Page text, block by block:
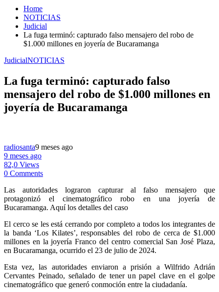
Home
NOTICIAS
Judicial
La fuga terminó: capturado falso mensajero del robo de
$1.000 millones en joyería de Bucaramanga
JudicialNOTICIAS
La fuga terminó: capturado falso
mensajero del robo de $1.000 millones en
joyería de Bucaramanga
radiosanta9 meses ago
9 meses ago
82,0 Views
0 Comments
Las autoridades lograron capturar al falso mensajero que
protagonizó el cinematográfico robo en una joyería de
Bucaramanga. Aquí los detalles del caso
El cerco se les está cerrando por completo a todos los integrantes de
la banda ‘Los Kilates’, responsables del robo de cerca de $1.000
millones en la joyería Franco del centro comercial San José Plaza,
en Bucaramanga, ocurrido el 23 de julio de 2024.
Esta vez, las autoridades enviaron a prisión a Wilfrido Adrián
Cervantes Peinado, señalado de tener un papel clave en el golpe
cinematográfico que generó conmoción entre la ciudadanía.